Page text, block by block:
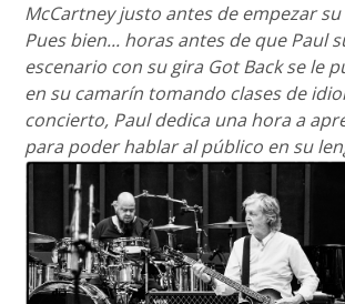
McCartney justo antes de empezar
Pues bien... horas antes de que Paul
escenario con su gira Got Back se le
en su camarín tomando clases de
concierto, Paul dedica una hora a
para poder hablar al público en su